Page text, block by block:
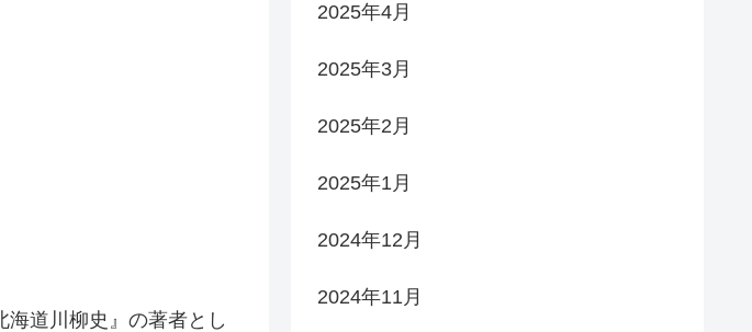
道川柳史』の著者とし
2025年4月
2025年3月
2025年2月
2025年1月
2024年12月
2024年11月